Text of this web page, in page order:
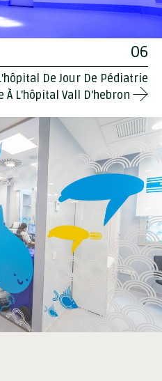
06
De Jour De Pédiatrie
À L'hôpital Vall D'hebron